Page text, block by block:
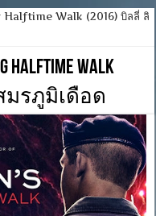
Walk (2016) บิลลี่ ลิ
Halftime Walk
มรภูมิเดือด